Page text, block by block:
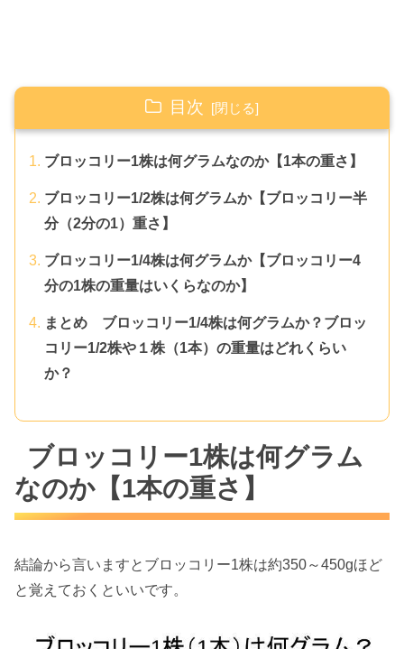
目次
ブロッコリー1株は何グラムなのか【1本の重さ】
ブロッコリー1/2株は何グラムか【ブロッコリー半
分（2分の1）重さ】
ブロッコリー1/4株は何グラムか【ブロッコリー4
分の1株の重量はいくらなのか】
まとめ ブロッコリー1/4株は何グラムか？ブロッ
コリー1/2株や１株（1本）の重量はどれくらい
か？
ブロッコリー1株は何グラム
なのか【1本の重さ】
結論から言いますとブロッコリー1株は約350～450gほど
と覚えておくといいです。